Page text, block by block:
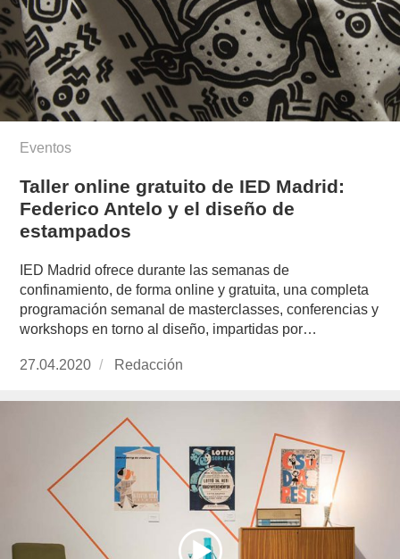
Eventos
Taller online gratuito de IED Madrid:
Federico Antelo y el diseño de
estampados
IED Madrid ofrece durante las semanas de
confinamiento, de forma online y gratuita, una completa
programación semanal de masterclasses, conferencias y
workshops en torno al diseño, impartidas por…
Publicado
27.04.2020 https://www.experimenta.es/author/redaccion/
Redacción